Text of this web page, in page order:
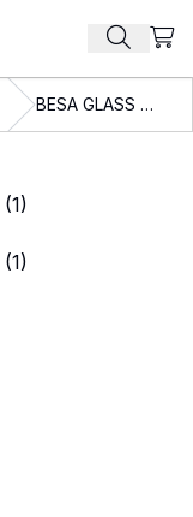
Zoek
BESA GLASS 2K UHS BLANKE LAK